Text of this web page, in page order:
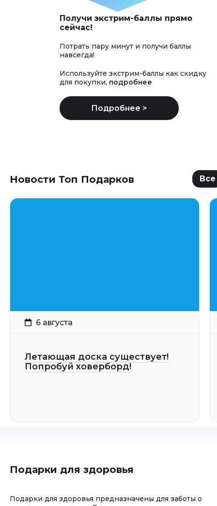
Получи экстрим-баллы прямо
сейчас!
Потрать пару минут и получи баллы
навсегда!
Используйте экстрим-баллы как скидку
для покупки, подробнее
Новости Топ Подарков Все
6 августа
Летающая доска существует!
Попробуй ховерборд!
Подарки для здоровья
Подарки для здоровья предназначены для заботы о